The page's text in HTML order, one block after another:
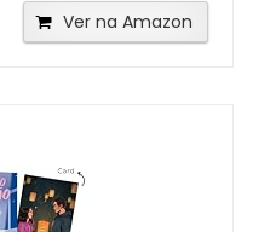
Ver na Amazon